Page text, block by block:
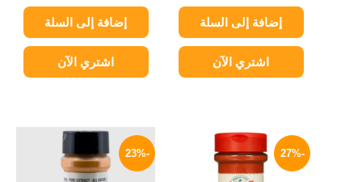
إضافة إلى السلة
اشتري الآن
إضافة إلى السلة
اشتري الآن
-27%
السعر
هو:
110 EGP.
السعر
هو:
80 EGP.
-23%
السعر
الأصلي
هو:
110 EGP.
السعر
هو:
85 EGP.